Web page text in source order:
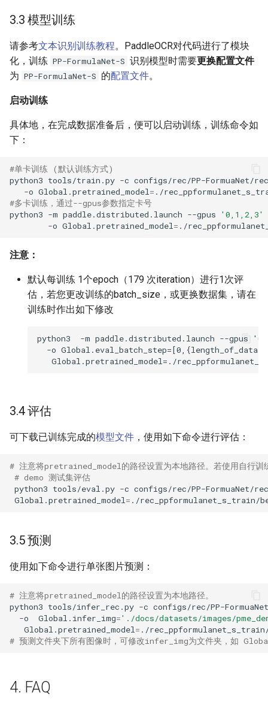
3.3 模型训练
请参考文本识别训练教程。PaddleOCR对代码进行了模块
化，训练 PP-FormulaNet-S 识别模型时需要更换配置文件
为 PP-FormulaNet-S 的配置文件。
启动训练
具体地，在完成数据准备后，便可以启动训练，训练命令如
下：
#单卡训练 (默认训练方式)
python3 tools/train.py -c configs/rec/PP-FormuaNet/
-o Global.pretrained_model =
#多卡训练，通过--gpus参数指定卡号
python3 -m paddle.distributed.launch --gpus
'0,1,2,3'
-o Global.pretrained_model =
注意：
默认每训练 1个epoch（179 次iteration）进行1次评
估，若您更改训练的batch_size，或更换数据集，请在
训练时作出如下修改
3.4 评估
可下载已训练完成的模型文件 ，使用如下命令进行评估：
# 注意将pretrained_model的路径设置为本地路径。若使用自行
# demo 测试集评估
python3 tools/eval.py -c configs/rec/PP-FormuaNet/
Global.pretrained_model =
3.5 预测
使用如下命令进行单张图片预测：
# 注意将pretrained_model的路径设置为本地路径。
python3 tools/infer_rec.py -c configs/rec/PP-
-o
Global.infer_img='./docs/datasets/images/
Global.pretrained_model =
# 预测文件夹下所有图像时，可修改infer_img为文件夹，如
4. FAQ